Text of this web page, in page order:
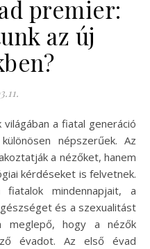
premier:
az új
népszerűek. Az
a nézőket, hanem
kérdéseket is felvetnek.
mindennapjait, a
és a szexualitást
meglepő, hogy a nézők
évadot. Az első évad